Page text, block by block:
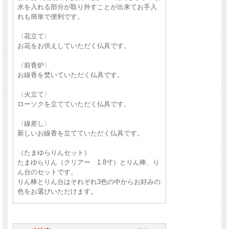
水を入れる部分が取り外すことが出来てお手入
れも簡単で便利です。
〈花立て〉
お花をお供えしていただく仏具です。
〈前香炉〉
お線香を焚いていただく仏具です。
〈火立て〉
ローソクを立てていただく仏具です。
〈線差し〉
新しいお線香を立てていただく仏具です。
（たまゆらりんセット）
たまゆらりん（クリアー 1.8寸）とりん棒、り
ん台のセットです。
りん棒とりん台はそれぞれ3色の中からお好みの
色をお選びいただけます。